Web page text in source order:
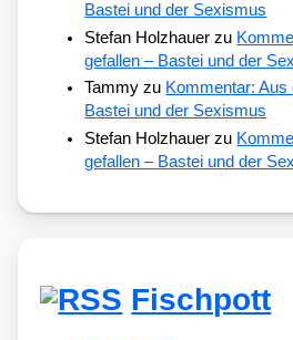
Bastei und der Sexismus
Stefan Holzhauer zu
gefallen – Bastei und der
Tammy zu Kommentar: Aus
Bastei und der Sexismus
Stefan Holzhauer zu
gefallen – Bastei und der
Fischpott